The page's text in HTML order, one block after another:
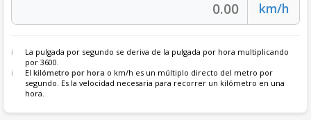
La pulgada por segundo se deriva de la pulgada por hora multiplicando
por 3600.
El kilómetro por hora o km/h es un múltiplo directo del metro por
segundo. Es la velocidad necesaria para recorrer un kilómetro en una
hora.